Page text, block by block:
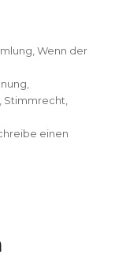
,Wenn der
Stimmrecht
einen